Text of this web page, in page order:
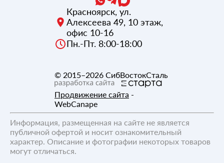
Красноярск, ул.
Алексеева 49, 10 этаж,
офис 10-16
Пн.-Пт. 8:00-18:00
© 2015–2026 СибВостокСталь
Продвижение сайта -
WebCanape
Информация, размещенная на сайте не является
публичной офертой и носит ознакомительный
характер. Описание и фотографии некоторых товаров
могут отличаться.